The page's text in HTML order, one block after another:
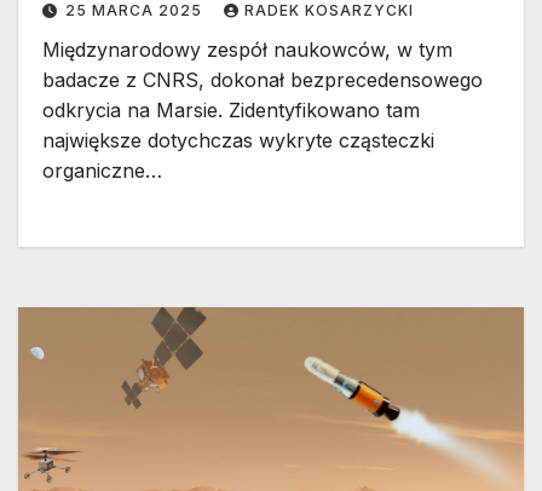
25 MARCA 2025 RADEK KOSARZYCKI
Międzynarodowy zespół naukowców, w tym
badacze z CNRS, dokonał bezprecedensowego
odkrycia na Marsie. Zidentyfikowano tam
największe dotychczas wykryte cząsteczki
organiczne…